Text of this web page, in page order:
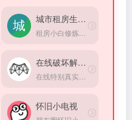
城市租房生存指南
在线破坏解压器
怀旧小电视